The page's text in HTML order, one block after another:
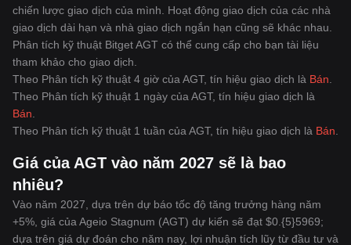
chiến lược giao dịch của mình. Hoạt động giao dịch của các nhà
giao dịch dài hạn và nhà giao dịch ngắn hạn cũng sẽ khác nhau.
Phân tích kỹ thuật Bitget AGT có thể cung cấp cho bạn tài liệu
tham khảo cho giao dịch.
Theo Phân tích kỹ thuật 4 giờ của AGT, tín hiệu giao dịch là Bán
Theo Phân tích kỹ thuật 1 ngày của AGT, tín hiệu giao dịch là
Bán
Theo Phân tích kỹ thuật 1 tuần của AGT, tín hiệu giao dịch là Bán
Giá của AGT vào năm 2027 sẽ là bao
nhiêu?
Vào năm 2027, dựa trên dự báo tốc độ tăng trưởng hàng năm
+5%, giá của Ageio Stagnum (AGT) dự kiến sẽ đạt $0.{5}5969;
dựa trên giá dự đoán cho năm nay, lợi nhuận tích lũy từ đầu tư và